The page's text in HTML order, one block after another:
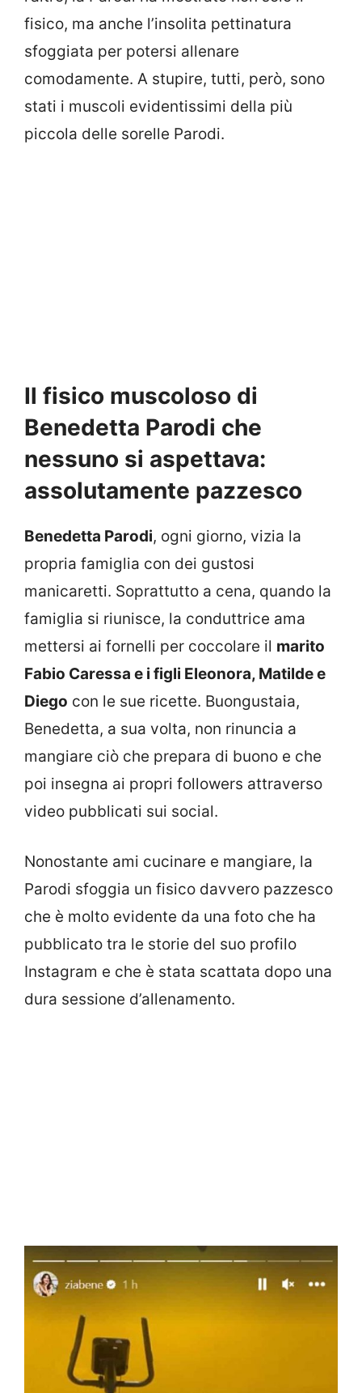
fisico, ma anche l’insolita pettinatura
sfoggiata per potersi allenare
comodamente. A stupire, tutti, però, sono
stati i muscoli evidentissimi della più
piccola delle sorelle Parodi.
Il fisico muscoloso di
Benedetta Parodi che
nessuno si aspettava:
assolutamente pazzesco
Benedetta Parodi, ogni giorno, vizia la
propria famiglia con dei gustosi
manicaretti. Soprattutto a cena, quando la
famiglia si riunisce, la conduttrice ama
mettersi ai fornelli per coccolare il marito
Fabio Caressa e i figli Eleonora, Matilde e
Diego con le sue ricette. Buongustaia,
Benedetta, a sua volta, non rinuncia a
mangiare ciò che prepara di buono e che
poi insegna ai propri followers attraverso
video pubblicati sui social.
Nonostante ami cucinare e mangiare, la
Parodi sfoggia un fisico davvero pazzesco
che è molto evidente da una foto che ha
pubblicato tra le storie del suo profilo
Instagram e che è stata scattata dopo una
dura sessione d’allenamento.